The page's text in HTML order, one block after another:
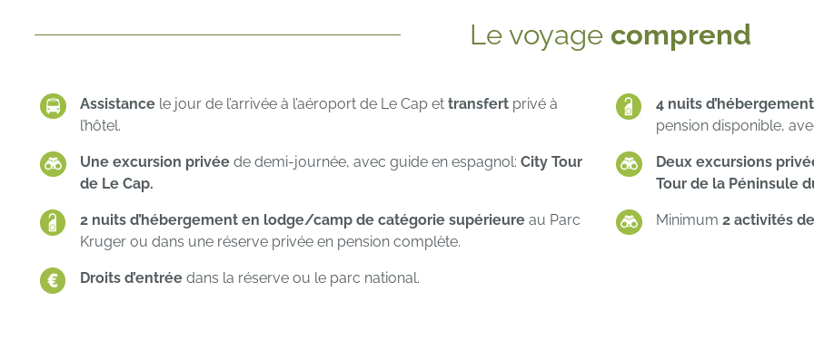
Le voyage comprend
Assistance le jour de l’arrivée à l’aéroport de Le Cap et transfert privé à
l’hôtel.
4 nuits
pension disponible,
Une excursion privée de demi-journée, avec guide en espagnol: City Tour
de Le Cap.
Deux excursions
Tour de la Péninsule
2 nuits d’hébergement en lodge/camp de catégorie supérieure au Parc
Kruger ou dans une réserve privée en pension complète.
Minimum 2 activités
Droits d’entrée dans la réserve ou le parc national.